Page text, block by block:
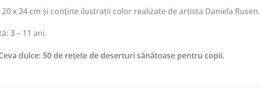
x 24 cm și conține ilustrații color realizate de artista Daniela Rusen.
3 – 11 ani.
dulce: 50 de rețete de deserturi sănătoase pentru copii.